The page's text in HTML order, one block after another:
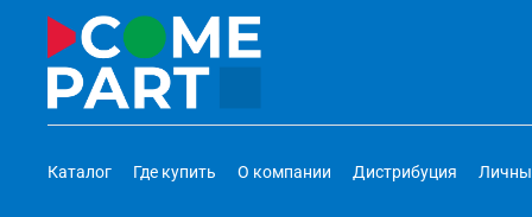
Каталог Где купить О компании Дистрибуция